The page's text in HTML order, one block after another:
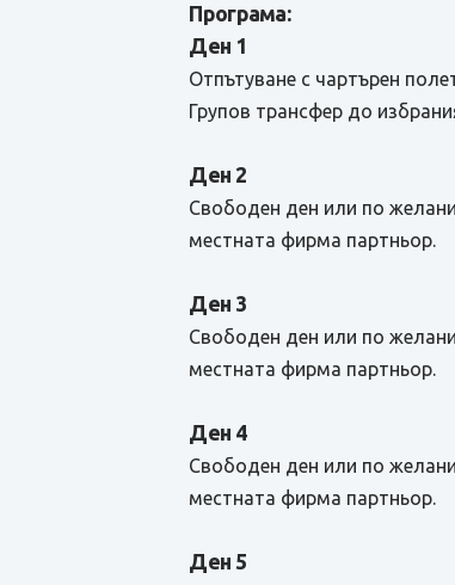
Програма:
Ден 1
Отпътуване с чартърен
Групов трансфер до
Ден 2
Свободен ден или по
местната фирма партньор.
Ден 3
Свободен ден или по
местната фирма партньор.
Ден 4
Свободен ден или по
местната фирма партньор.
Ден 5